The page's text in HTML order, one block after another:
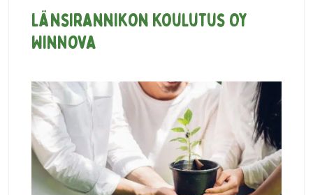
Länsirannikon Koulutus Oy
WinNova